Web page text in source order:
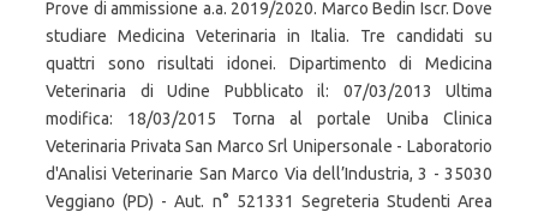
Prove di ammissione a.a. 2019/2020. Marco Bedin Iscr. Dove
studiare Medicina Veterinaria in Italia. Tre candidati su
quattri sono risultati idonei. Dipartimento di Medicina
Veterinaria di Udine Pubblicato il: 07/03/2013 Ultima
modifica: 18/03/2015 Torna al portale Uniba Clinica
Veterinaria Privata San Marco Srl Unipersonale - Laboratorio
d'Analisi Veterinarie San Marco Via dell’Industria, 3 - 35030
Veggiano (PD) - Aut. n° 521331 Segreteria Studenti Area